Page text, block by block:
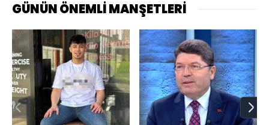
GÜNÜN ÖNEMLİ MANŞETLERİ